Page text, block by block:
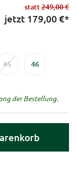
statt249,00 €
jetzt 179,00 €*
45 46
der Bestellung.